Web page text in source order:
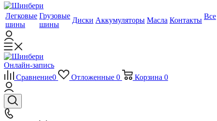
Легковые
шины
Грузовые
шины
Диски Аккумуляторы Масла Контакты Все
Онлайн-запись
Сравнение0 Отложенные 0 Корзина 0